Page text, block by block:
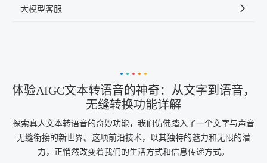
大模型客服
体验AIGC文本转语音的神奇：从文字到语音，
无缝转换功能详解
探索真人文本转语音的奇妙功能，我们仿佛踏入了一个文字与声音
无缝衔接的新世界。这项前沿技术，以其独特的魅力和无限的潜
力，正悄然改变着我们的生活方式和信息传递方式。